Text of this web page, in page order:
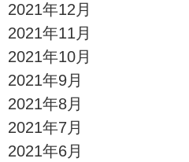
2021年12月
2021年11月
2021年10月
2021年9月
2021年8月
2021年7月
2021年6月